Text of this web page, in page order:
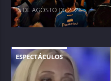
5 DE AGOSTO DE 2026
ESPECTÁCULOS